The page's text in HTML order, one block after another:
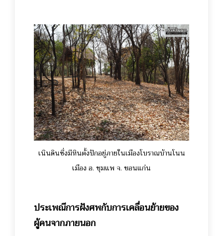
เนินดินซึ่งมีหินตั้งปักอยู่ภายในเมืองโบราณบ้านโนน
เมือง อ. ชุมแพ จ. ขอนแก่น
ประเพณีการฝังศพกับการเคลื่อนย้ายของ
ผู้คนจากภายนอก